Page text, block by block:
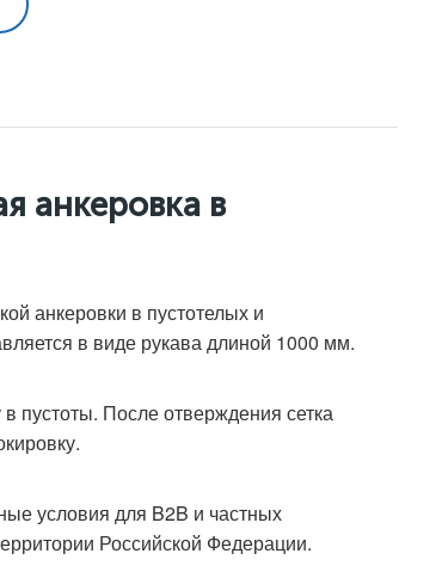
анкеровка в
анкеровки в пустотелых и
в виде рукава длиной 1000 мм.
пустоты. После отверждения сетка
условия для B2B и частных
Российской Федерации.